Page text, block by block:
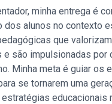
minha entrega é
dos alunos no contexto
que
e são impulsionadas por
Minha meta é guiar os
se tornarem uma
educacionais